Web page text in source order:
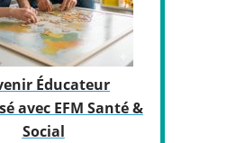
Éducateur
avec EFM Santé &
Social